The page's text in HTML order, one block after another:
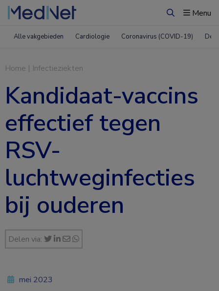
ZoekenMenu
Alle vakgebieden Cardiologie Coronavirus (COVID-19)
Home | Infectieziekten
Kandidaat-vaccins
effectief tegen
RSV-
luchtweginfecties
bij ouderen
Delen via:
mei 2023